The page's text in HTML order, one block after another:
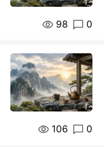
98 0
106 0